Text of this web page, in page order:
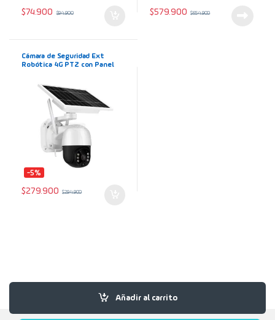
Añadir al carrito
$74.900 $94.900 $579.900 $654.900
Cámara de Seguridad Ext
Robótica 4G PTZ con Panel
-5%
$279.900 $294.900